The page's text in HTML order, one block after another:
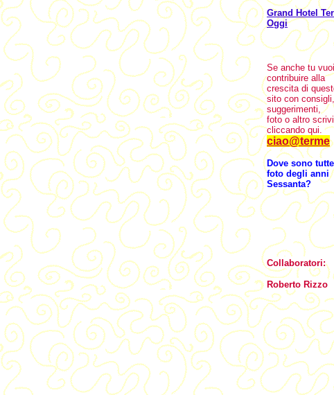
Grand Hotel
Oggi
Se anche tu vuoi
contribuire alla
crescita di
sito con consigli,
suggerimenti,
foto o altro
cliccando qui.
ciao@terme
Dove sono
foto degli anni
Sessanta?
Collaboratori:
Roberto Rizzo